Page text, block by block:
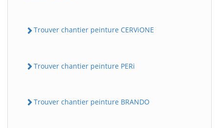
Trouver chantier peinture CERViONE
Trouver chantier peinture PERi
Trouver chantier peinture BRANDO